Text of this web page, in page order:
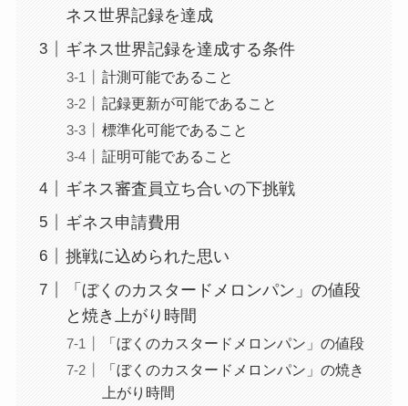
ネス世界記録を達成
ギネス世界記録を達成する条件
計測可能であること
記録更新が可能であること
標準化可能であること
証明可能であること
ギネス審査員立ち合いの下挑戦
ギネス申請費用
挑戦に込められた思い
「ぼくのカスタードメロンパン」の値段
と焼き上がり時間
「ぼくのカスタードメロンパン」の値段
「ぼくのカスタードメロンパン」の焼き
上がり時間